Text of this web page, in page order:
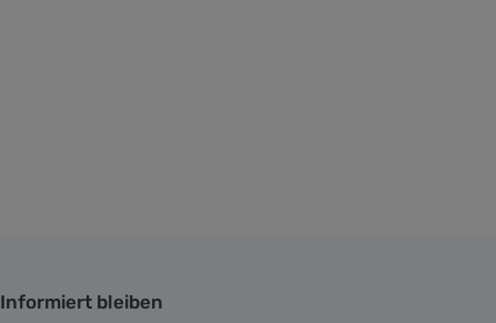
Informiert bleiben